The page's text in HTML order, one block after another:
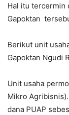
Hal itu tercermin
Gapoktan
Berikut unit
Gapoktan Ngudi
Unit usaha
Mikro
dana PUAP